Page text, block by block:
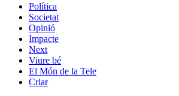
Política
Societat
Opinió
Impacte
Next
Viure bé
El Món de la Tele
Criar